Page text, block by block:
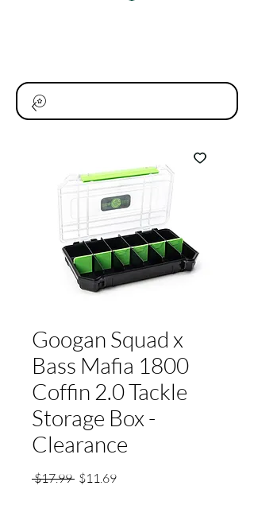
Googan Squad x
Bass Mafia 1800
Coffin 2.0 Tackle
Storage Box -
Clearance
$17.99 通$11.69セ